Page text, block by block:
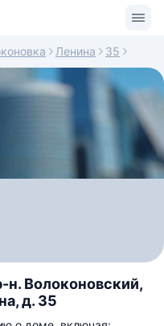
Ленина 35
н. Волоконовский,
д. 35